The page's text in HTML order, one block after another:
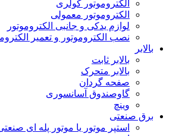
الکتروموتور کولری
الکتروموتور معمولی
لوازم یدکی و جانبی الکتروموتور
نصب الکتروموتور و تعمیر
بالابر
بالابر ثابت
بالابر متحرک
صفحه گردان
گاوصندوق آسانسوری
وینچ
برق صنعتی
استپر موتور یا موتور پله ای